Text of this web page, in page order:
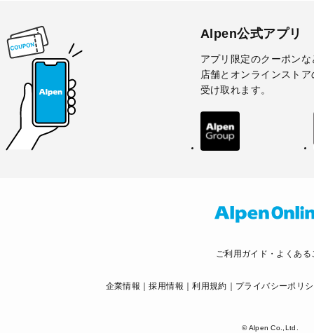
Alpen公式アプリ
アプリ限定のクーポンな
店舗とオンラインスト
受け取れます。
ご利用ガイド・よくある
企業情報 採用情報 利用規約 プライバシーポリ
© Alpen Co.,Ltd.